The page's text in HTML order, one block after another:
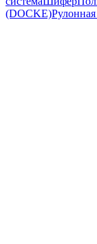
(DOCKE)